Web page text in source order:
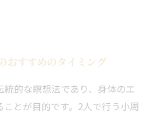
おすすめのタイミング
的な瞑想法であり、身体のエ
とが目的です。2人で行う小周